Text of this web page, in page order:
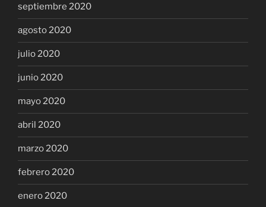
septiembre 2020
agosto 2020
julio 2020
junio 2020
mayo 2020
abril 2020
marzo 2020
febrero 2020
enero 2020